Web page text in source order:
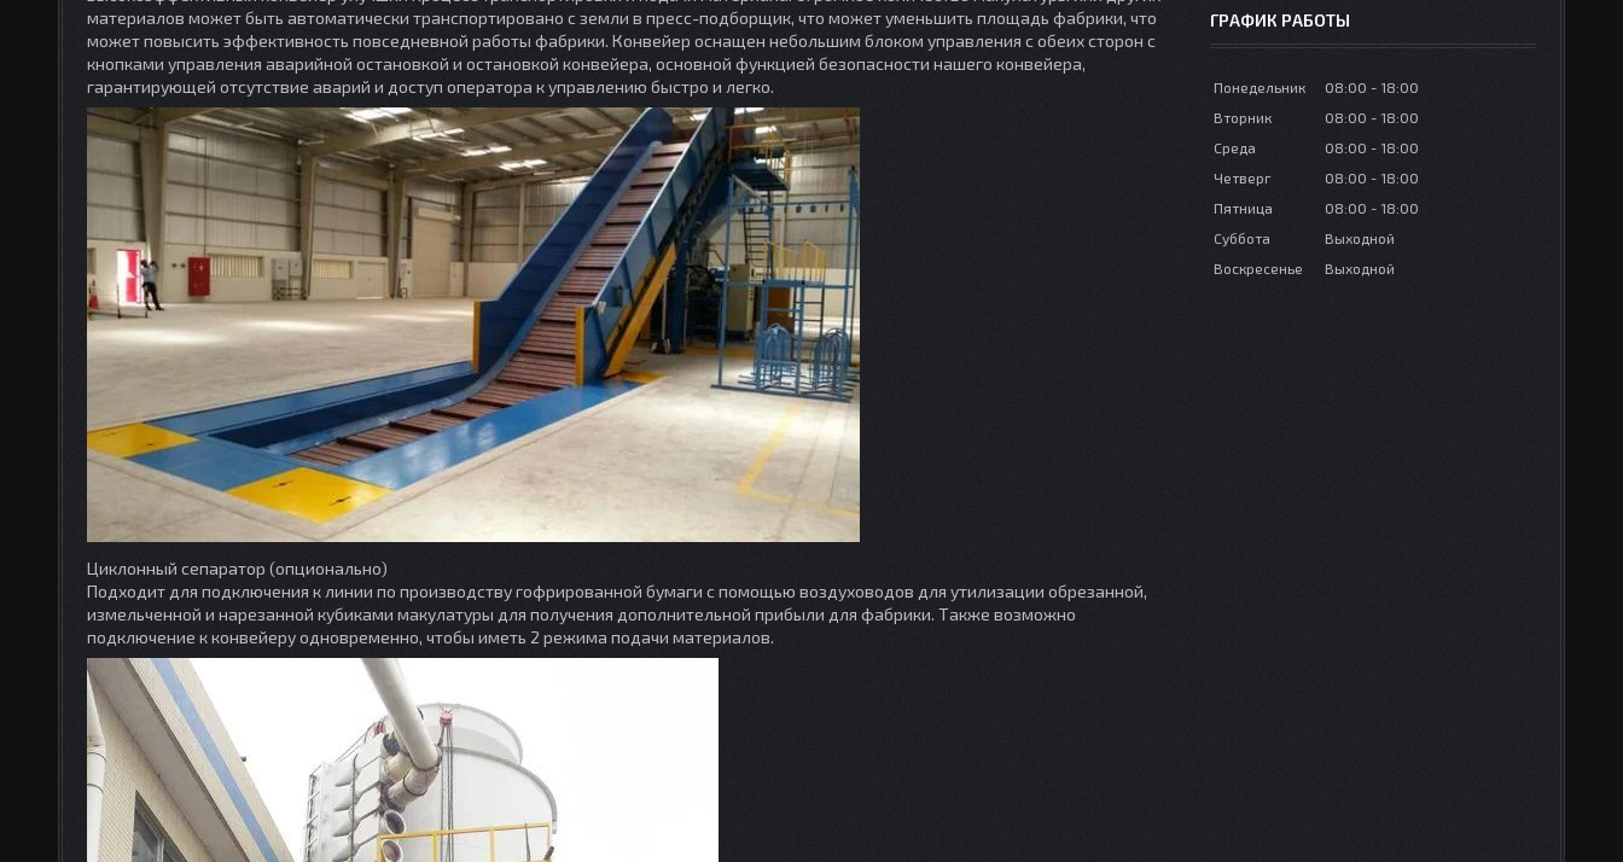
материалов может быть автоматически транспортировано с земли в пресс-подборщик, что может уменьшить площадь фабрики, что
может повысить эффективность повседневной работы фабрики. Конвейер оснащен небольшим блоком управления с обеих сторон с
кнопками управления аварийной остановкой и остановкой конвейера, основной функцией безопасности нашего конвейера,
гарантирующей отсутствие аварий и доступ оператора к управлению быстро и легко.
Циклонный сепаратор (опционально)
Подходит для подключения к линии по производству гофрированной бумаги с помощью воздуховодов для утилизации обрезанной,
измельченной и нарезанной кубиками макулатуры для получения дополнительной прибыли для фабрики. Также возможно
подключение к конвейеру одновременно, чтобы иметь 2 режима подачи материалов.
ГРАФИК РАБОТЫ
Понедельник 08:00
18:00
Вторник
08:00
18:00
Среда
08:00
18:00
Четверг
08:00
18:00
Пятница
08:00
18:00
Суббота
Выходной
Воскресенье
Выходной